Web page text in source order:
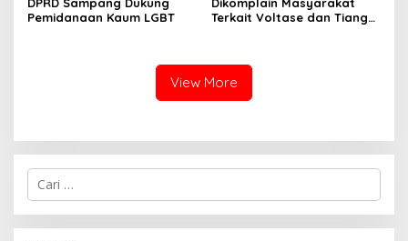
DPRD Sampang Dukung
Pemidanaan Kaum LGBT
Dikomplain Masyarakat
Terkait Voltase dan Tiang
View More
Cari
untuk: